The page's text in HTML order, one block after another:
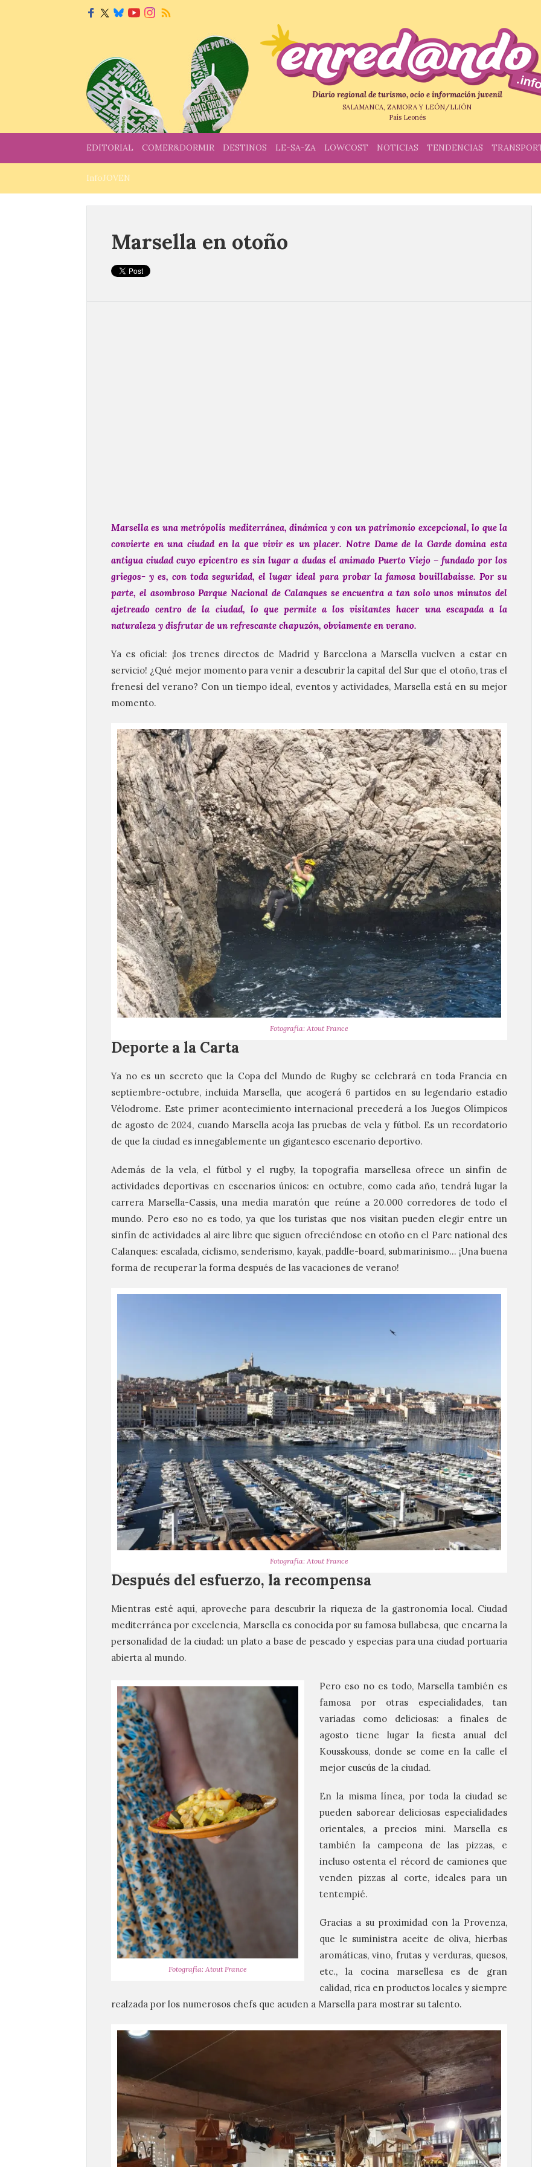
Diario regional de turismo, ocio e información juvenil
SALAMANCA, ZAMORA Y LEÓN/LLIÓN
País Leonés
EDITORIAL COMER&DORMIR DESTINOS LE-SA-ZA LOWCOST NOTICIAS TENDENCIAS
InfoJOVEN
Marsella en otoño
Marsella es una metrópolis mediterránea, dinámica y con un patrimonio excepcional, lo que la
convierte en una ciudad en la que vivir es un placer. Notre Dame de la Garde domina esta
antigua ciudad cuyo epicentro es sin lugar a dudas el animado Puerto Viejo – fundado por los
griegos- y es, con toda seguridad, el lugar ideal para probar la famosa bouillabaisse. Por su
parte, el asombroso Parque Nacional de Calanques se encuentra a tan solo unos minutos del
ajetreado centro de la ciudad, lo que permite a los visitantes hacer una escapada a la
naturaleza y disfrutar de un refrescante chapuzón, obviamente en verano.
Ya es oficial: ¡los trenes directos de Madrid y Barcelona a Marsella vuelven a estar en
servicio! ¿Qué mejor momento para venir a descubrir la capital del Sur que el otoño, tras el
frenesí del verano? Con un tiempo ideal, eventos y actividades, Marsella está en su mejor
momento.
Fotografía: Atout France
Deporte a la Carta
Ya no es un secreto que la Copa del Mundo de Rugby se celebrará en toda Francia en
septiembre-octubre, incluida Marsella, que acogerá 6 partidos en su legendario estadio
Vélodrome. Este primer acontecimiento internacional precederá a los Juegos Olímpicos
de agosto de 2024, cuando Marsella acoja las pruebas de vela y fútbol. Es un recordatorio
de que la ciudad es innegablemente un gigantesco escenario deportivo.
Además de la vela, el fútbol y el rugby, la topografía marsellesa ofrece un sinfín de
actividades deportivas en escenarios únicos: en octubre, como cada año, tendrá lugar la
carrera Marsella-Cassis, una media maratón que reúne a 20.000 corredores de todo el
mundo. Pero eso no es todo, ya que los turistas que nos visitan pueden elegir entre un
sinfín de actividades al aire libre que siguen ofreciéndose en otoño en el Parc national des
Calanques: escalada, ciclismo, senderismo, kayak, paddle-board, submarinismo… ¡Una buena
forma de recuperar la forma después de las vacaciones de verano!
Fotografía: Atout France
Después del esfuerzo, la recompensa
Mientras esté aquí, aproveche para descubrir la riqueza de la gastronomía local. Ciudad
mediterránea por excelencia, Marsella es conocida por su famosa bullabesa, que encarna la
personalidad de la ciudad: un plato a base de pescado y especias para una ciudad portuaria
abierta al mundo.
Fotografía: Atout France
Pero eso no es todo, Marsella también es
famosa por otras especialidades, tan
variadas como deliciosas: a finales de
agosto tiene lugar la fiesta anual del
Kousskouss, donde se come en la calle el
mejor cuscús de la ciudad.
En la misma línea, por toda la ciudad se
pueden saborear deliciosas especialidades
orientales, a precios mini. Marsella es
también la campeona de las pizzas, e
incluso ostenta el récord de camiones que
venden pizzas al corte, ideales para un
tentempié.
Gracias a su proximidad con la Provenza,
que le suministra aceite de oliva, hierbas
aromáticas, vino, frutas y verduras, quesos,
etc., la cocina marsellesa es de gran
calidad, rica en productos locales y siempre
realzada por los numerosos chefs que acuden a Marsella para mostrar su talento.